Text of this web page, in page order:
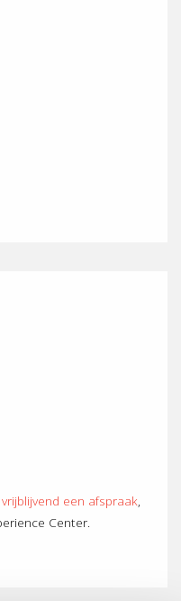
een afspraak,
Center.